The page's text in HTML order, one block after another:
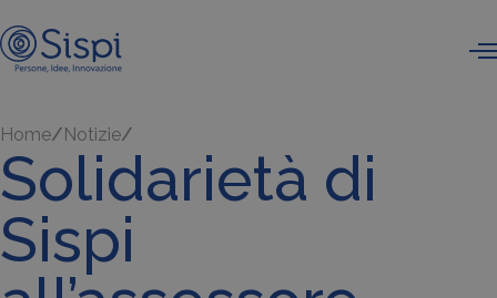
Home Notizie
Solidarietà di
Sispi